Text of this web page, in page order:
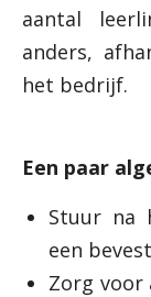
aantal
anders,
het bedrijf.
Een paar
Stuur na
een
Zorg voor